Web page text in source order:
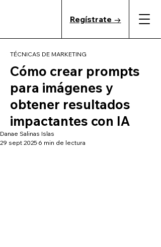
Regístrate →
TÉCNICAS DE MARKETING
Cómo crear prompts
para imágenes y
obtener resultados
impactantes con IA
Danae Salinas Islas
29 sept 2025 6 min de lectura